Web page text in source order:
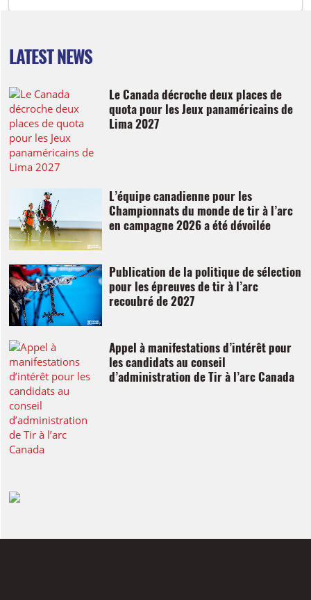
LATEST NEWS
Le Canada décroche deux places de
quota pour les Jeux panaméricains de
Lima 2027
L’équipe canadienne pour les
Championnats du monde de tir à l’arc
en campagne 2026 a été dévoilée
Publication de la politique de sélection
pour les épreuves de tir à l’arc
recoubré de 2027
Appel à manifestations d’intérêt pour
les candidats au conseil
d’administration de Tir à l’arc Canada